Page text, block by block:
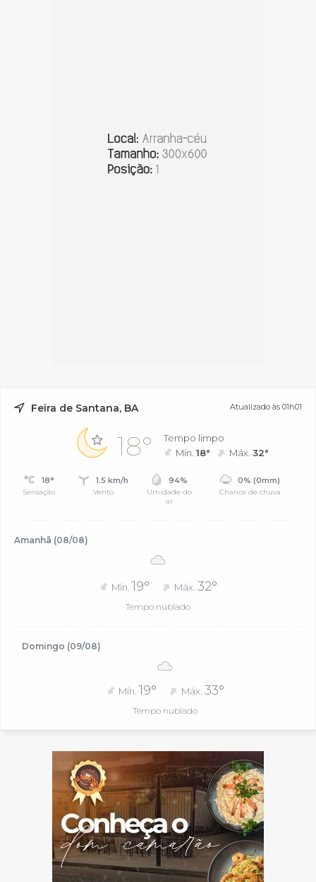
Feira de Santana, BA Atualizado às 01h01
18°
Tempo limpo
Mín.18° Máx.32°
18°
Sensação
1.5 km/h
Vento
94%
Umidade do
ar
0% (0mm)
Chance de chuva
Amanhã (08/08)
Mín. 19° Máx. 32°
Tempo nublado
Domingo (09/08)
Mín. 19° Máx. 33°
Tempo nublado